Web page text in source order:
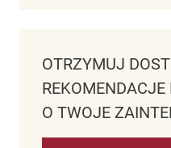
OTRZYMUJ
REKOMENDACJE
O TWOJE